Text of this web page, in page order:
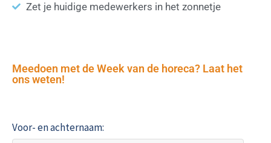
Zet je huidige medewerkers in het zonnetje
Meedoen met de Week van de horeca? Laat het
ons weten!
Voor- en achternaam: